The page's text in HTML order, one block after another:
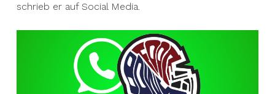
schrieb er auf Social Media.